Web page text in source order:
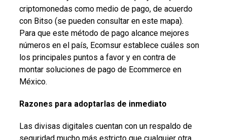
criptomonedas como medio de pago, de acuerdo
con Bitso (se pueden consultar en este mapa).
Para que este método de pago alcance mejores
números en el país, Ecomsur establece cuáles son
los principales puntos a favor y en contra de
montar soluciones de pago de Ecommerce en
México.
Razones para adoptarlas de inmediato
Las divisas digitales cuentan con un respaldo de
seguridad mucho más estricto que cualquier otra